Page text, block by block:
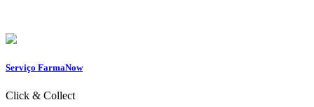
Serviço FarmaNow
Click & Collect